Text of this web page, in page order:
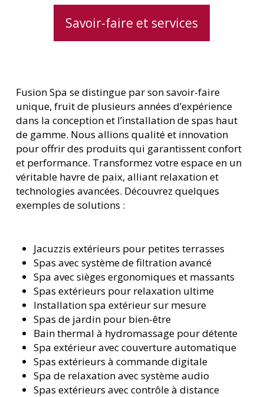
Savoir-faire et services
Fusion Spa se distingue par son savoir-faire
unique, fruit de plusieurs années d’expérience
dans la conception et l’installation de spas haut
de gamme. Nous allions qualité et innovation
pour offrir des produits qui garantissent confort
et performance. Transformez votre espace en un
véritable havre de paix, alliant relaxation et
technologies avancées. Découvrez quelques
exemples de solutions :
Jacuzzis extérieurs pour petites terrasses
Spas avec système de filtration avancé
Spa avec sièges ergonomiques et massants
Spas extérieurs pour relaxation ultime
Installation spa extérieur sur mesure
Spas de jardin pour bien-être
Bain thermal à hydromassage pour détente
Spa extérieur avec couverture automatique
Spas extérieurs à commande digitale
Spa de relaxation avec système audio
Spas extérieurs avec contrôle à distance